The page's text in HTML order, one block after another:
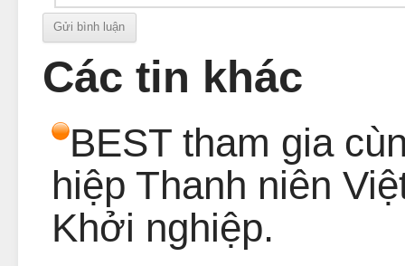
Các tin khác
BEST tham gia
hiệp Thanh niên
Khởi nghiệp.